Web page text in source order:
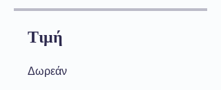
Τιμή
Δωρεάν